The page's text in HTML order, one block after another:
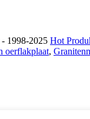
1998-2025 Hot
oerflakplaat,